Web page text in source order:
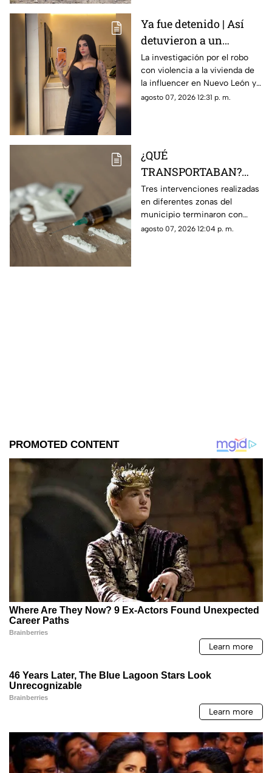
Ya fue detenido | Así
detuvieron a un
presunto responsable
del robo a la casa de
Karely Ruiz
La investigación por el robo
con violencia a la vivienda de
la influencer en Nuevo León ya
tiene a un primer detenido.
agosto 07, 2026 12:31 p. m.
¿QUÉ
TRANSPORTABAN?
Tres personas son
detenidas en posesión
de estas sustancia en El
Marqués
Tres intervenciones realizadas
en diferentes zonas del
municipio terminaron con
personas aseguradas y
agosto 07, 2026 12:04 p. m.